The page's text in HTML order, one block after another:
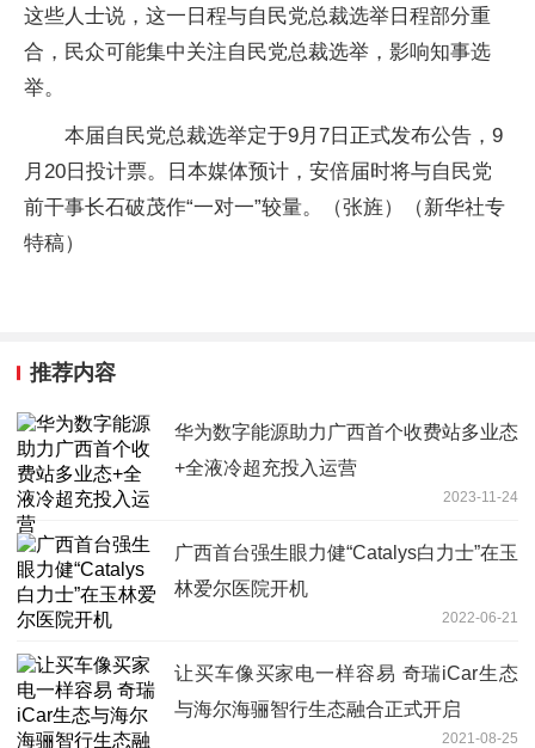
这些人士说，这一日程与自民党总裁选举日程部分重
合，民众可能集中关注自民党总裁选举，影响知事选
举。
本届自民党总裁选举定于9月7日正式发布公告，9
月20日投计票。日本媒体预计，安倍届时将与自民党
前干事长石破茂作“一对一”较量。（张旌）（新华社专
特稿）
推荐内容
华为数字能源助力广西首个收费站多业态
+全液冷超充投入运营
2023-11-24
广西首台强生眼力健“Catalys白力士”在玉
林爱尔医院开机
2022-06-21
让买车像买家电一样容易 奇瑞iCar生态
与海尔海骊智行生态融合正式开启
2021-08-25